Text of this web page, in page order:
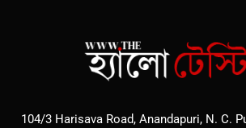
104/3 Harisava Road, Anandapuri, N. C.